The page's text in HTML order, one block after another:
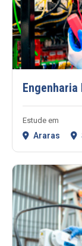
Estude em
Araras